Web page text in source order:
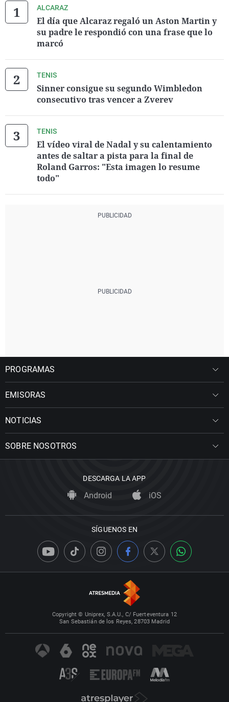
ALCARAZ
El día que Alcaraz regaló un Aston Martin y
su padre le respondió con una frase que lo
marcó
TENIS
Sinner consigue su segundo Wimbledon
consecutivo tras vencer a Zverev
TENIS
El vídeo viral de Nadal y su calentamiento
antes de saltar a pista para la final de
Roland Garros: "Esta imagen lo resume
todo"
PROGRAMAS
EMISORAS
NOTICIAS
SOBRE NOSOTROS
DESCARGA LA APP
Android iOS
SÍGUENOS EN
Copyright © Uniprex, S.A.U., C/ Fuerteventura 12
San Sebastián de los Reyes, 28703 Madrid